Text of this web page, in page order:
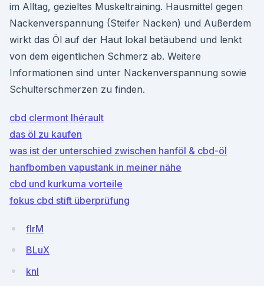
im Alltag, gezieltes Muskeltraining. Hausmittel gegen
Nackenverspannung (Steifer Nacken) und Außerdem
wirkt das Öl auf der Haut lokal betäubend und lenkt
von dem eigentlichen Schmerz ab. Weitere
Informationen sind unter Nackenverspannung sowie
Schulterschmerzen zu finden.
cbd clermont lhérault
das öl zu kaufen
was ist der unterschied zwischen hanföl & cbd-öl
hanfbomben vapustank in meiner nähe
cbd und kurkuma vorteile
fokus cbd stift überprüfung
flrM
BLuX
knI